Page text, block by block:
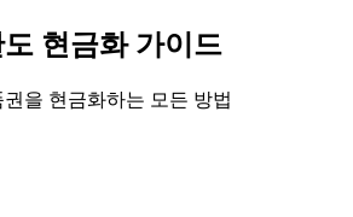
현금화 가이드
을 현금화하는 모든 방법